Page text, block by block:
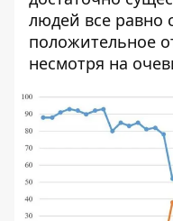
людей все равно
положительное
несмотря на